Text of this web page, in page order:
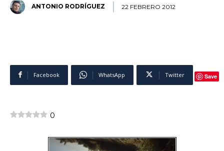
ANTONIO RODRÍGUEZ 22 FEBRERO 2012
Facebook WhatsApp Twitter Save
0